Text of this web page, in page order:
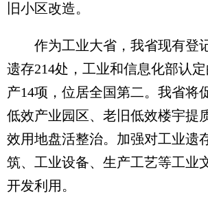
旧小区改造。
作为工业大省，我省现有登
遗存214处，工业和信息化部认
产14项，位居全国第二。我省将
低效产业园区、老旧低效楼宇提
效用地盘活整治。加强对工业遗
筑、工业设备、生产工艺等工业
开发利用。